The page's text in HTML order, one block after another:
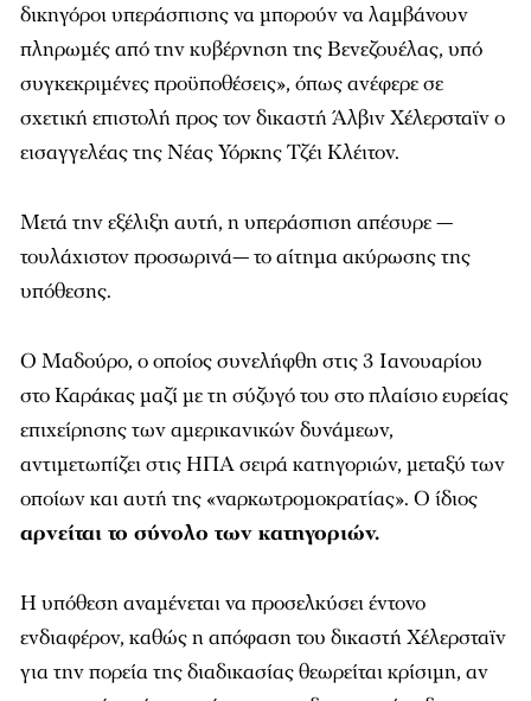
δικηγόροι υπεράσπισης να μπορούν να λαμβάνουν
πληρωμές από την κυβέρνηση της Βενεζουέλας, υπό
συγκεκριμένες προϋποθέσεις», όπως ανέφερε σε
σχετική επιστολή προς τον δικαστή Άλβιν Χέλερσταϊν ο
εισαγγελέας της Νέας Υόρκης Τζέι Κλέιτον.
Μετά την εξέλιξη αυτή, η υπεράσπιση απέσυρε —
τουλάχιστον προσωρινά— το αίτημα ακύρωσης της
υπόθεσης.
Ο Μαδούρο, ο οποίος συνελήφθη στις 3 Ιανουαρίου
στο Καράκας μαζί με τη σύζυγό του στο πλαίσιο ευρείας
επιχείρησης των αμερικανικών δυνάμεων,
αντιμετωπίζει στις ΗΠΑ σειρά κατηγοριών, μεταξύ των
οποίων και αυτή της «ναρκωτρομοκρατίας». Ο ίδιος
αρνείται το σύνολο των κατηγοριών.
Η υπόθεση αναμένεται να προσελκύσει έντονο
ενδιαφέρον, καθώς η απόφαση του δικαστή Χέλερσταϊν
για την πορεία της διαδικασίας θεωρείται κρίσιμη, αν